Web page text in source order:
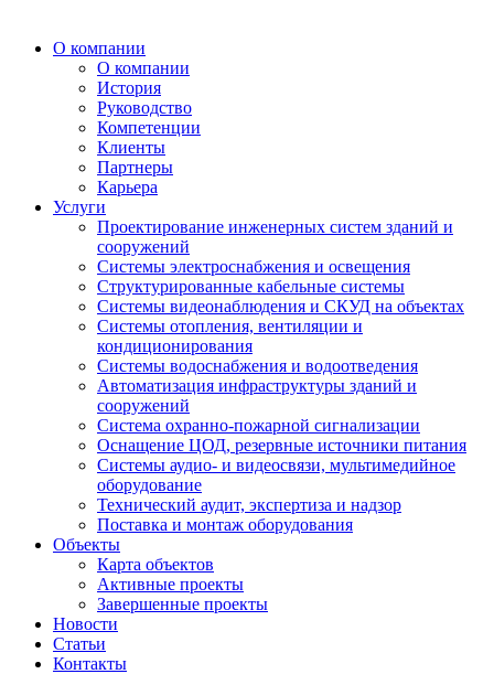
О компании
О компании
История
Руководство
Компетенции
Клиенты
Партнеры
Карьера
Услуги
Проектирование инженерных систем зданий и
сооружений
Системы электроснабжения и освещения
Структурированные кабельные системы
Системы видеонаблюдения и СКУД на объектах
Системы отопления, вентиляции и
кондиционирования
Системы водоснабжения и водоотведения
Автоматизация инфраструктуры зданий и
сооружений
Система охранно-пожарной сигнализации
Оснащение ЦОД, резервные источники питания
Системы аудио- и видеосвязи, мультимедийное
оборудование
Технический аудит, экспертиза и надзор
Поставка и монтаж оборудования
Объекты
Карта объектов
Активные проекты
Завершенные проекты
Новости
Статьи
Контакты